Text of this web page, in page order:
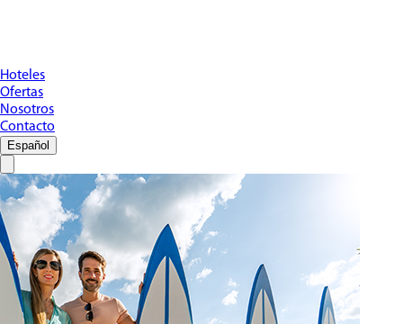
Hoteles
Ofertas
Nosotros
Contacto
Español